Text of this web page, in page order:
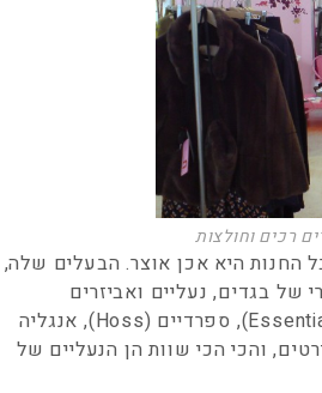
החנות היא אכן אוצר. הבעלים שלה,
של בגדים, נעליים ואביזרים
ממעצבים בלגיים (Essentials, Just in Case, rue Blanche), ספרדיים (Hoss), אנגליה